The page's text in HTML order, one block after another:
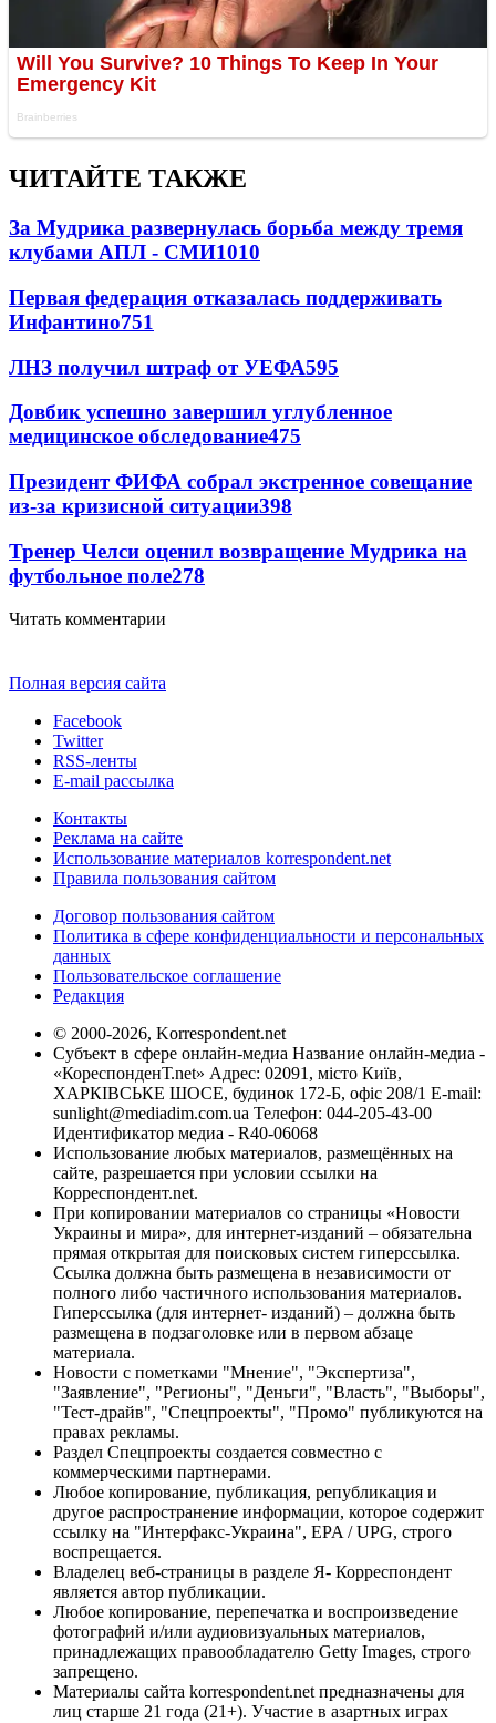
ЧИТАЙТЕ ТАКЖЕ
За Мудрика развернулась борьба между тремя
клубами АПЛ - СМИ1010
Первая федерация отказалась поддерживать
Инфантино751
ЛНЗ получил штраф от УЕФА595
Довбик успешно завершил углубленное
медицинское обследование475
Президент ФИФА собрал экстренное совещание
из-за кризисной ситуации398
Тренер Челси оценил возвращение Мудрика на
футбольное поле278
Читать комментарии
Полная версия сайта
Facebook
Twitter
RSS-ленты
E-mail рассылка
Контакты
Реклама на сайте
Использование материалов korrespondent.net
Правила пользования сайтом
Договор пользования сайтом
Политика в сфере конфиденциальности и персональных
данных
Пользовательское соглашение
Редакция
© 2000-2026, Korrespondent.net
Субъект в сфере онлайн-медиа Название онлайн-медиа -
«КореспонденТ.net» Адрес: 02091, місто Київ,
ХАРКІВСЬКЕ ШОСЕ, будинок 172-Б, офіс 208/1 E-mail:
sunlight@mediadim.com.ua Телефон: 044-205-43-00
Идентификатор медиа - R40-06068
Использование любых материалов, размещённых на
сайте, разрешается при условии ссылки на
Корреспондент.net.
При копировании материалов со страницы «Новости
Украины и мира», для интернет-изданий – обязательна
прямая открытая для поисковых систем гиперссылка.
Ссылка должна быть размещена в независимости от
полного либо частичного использования материалов.
Гиперссылка (для интернет- изданий) – должна быть
размещена в подзаголовке или в первом абзаце
материала.
Новости с пометками "Мнение", "Экспертиза",
"Заявление", "Регионы", "Деньги", "Власть", "Выборы",
"Тест-драйв", "Спецпроекты", "Промо" публикуются на
правах рекламы.
Раздел Спецпроекты создается совместно с
коммерческими партнерами.
Любое копирование, публикация, републикация и
другое распространение информации, которое содержит
ссылку на "Интерфакс-Украина", EPA / UPG, строго
воспрещается.
Владелец веб-страницы в разделе Я- Корреспондент
является автор публикации.
Любое копирование, перепечатка и воспроизведение
фотографий и/или аудиовизуальных материалов,
принадлежащих правообладателю Getty Images, строго
запрещено.
Материалы сайта korrespondent.net предназначены для
лиц старше 21 года (21+). Участие в азартных играх